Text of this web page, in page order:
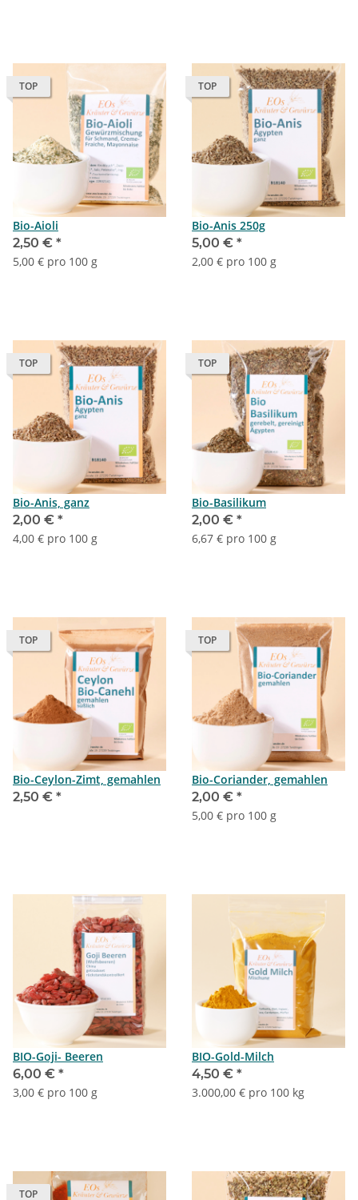
TOP
Bio-Aioli
2,50 € *
5,00 € pro 100 g
TOP
Bio-Anis 250g
5,00 € *
2,00 € pro 100 g
TOP
Bio-Anis, ganz
2,00 € *
4,00 € pro 100 g
TOP
Bio-Basilikum
2,00 € *
6,67 € pro 100 g
TOP
Bio-Ceylon-Zimt, gemahlen
2,50 € *
TOP
Bio-Coriander, gemahlen
2,00 € *
5,00 € pro 100 g
BIO-Goji- Beeren
6,00 € *
3,00 € pro 100 g
BIO-Gold-Milch
4,50 € *
3.000,00 € pro 100 kg
TOP